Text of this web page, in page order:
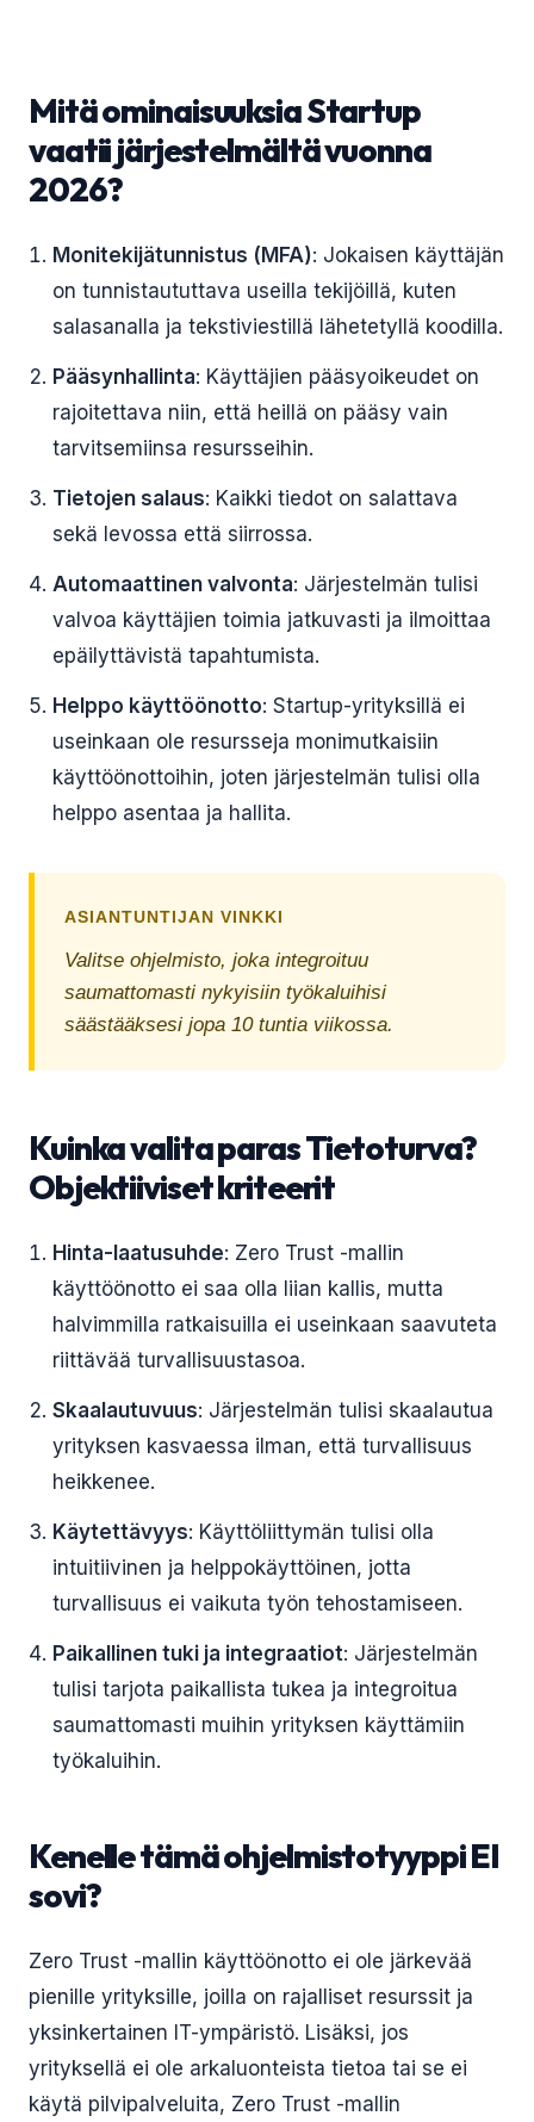
Mitä ominaisuuksia Startup
vaatii järjestelmältä vuonna
2026?
Monitekijätunnistus (MFA): Jokaisen käyttäjän
on tunnistaututtava useilla tekijöillä, kuten
salasanalla ja tekstiviestillä lähetetyllä koodilla.
Pääsynhallinta: Käyttäjien pääsyoikeudet on
rajoitettava niin, että heillä on pääsy vain
tarvitsemiinsa resursseihin.
Tietojen salaus: Kaikki tiedot on salattava
sekä levossa että siirrossa.
Automaattinen valvonta: Järjestelmän tulisi
valvoa käyttäjien toimia jatkuvasti ja ilmoittaa
epäilyttävistä tapahtumista.
Helppo käyttöönotto: Startup-yrityksillä ei
useinkaan ole resursseja monimutkaisiin
käyttöönottoihin, joten järjestelmän tulisi olla
helppo asentaa ja hallita.
ASIANTUNTIJAN VINKKI
Valitse ohjelmisto, joka integroituu
saumattomasti nykyisiin työkaluihisi
säästääksesi jopa 10 tuntia viikossa.
Kuinka valita paras Tietoturva?
Objektiiviset kriteerit
Hinta-laatusuhde: Zero Trust -mallin
käyttöönotto ei saa olla liian kallis, mutta
halvimmilla ratkaisuilla ei useinkaan saavuteta
riittävää turvallisuustasoa.
Skaalautuvuus: Järjestelmän tulisi skaalautua
yrityksen kasvaessa ilman, että turvallisuus
heikkenee.
Käytettävyys: Käyttöliittymän tulisi olla
intuitiivinen ja helppokäyttöinen, jotta
turvallisuus ei vaikuta työn tehostamiseen.
Paikallinen tuki ja integraatiot: Järjestelmän
tulisi tarjota paikallista tukea ja integroitua
saumattomasti muihin yrityksen käyttämiin
työkaluihin.
Kenelle tämä ohjelmistotyyppi EI
sovi?
Zero Trust -mallin käyttöönotto ei ole järkevää
pienille yrityksille, joilla on rajalliset resurssit ja
yksinkertainen IT-ympäristö. Lisäksi, jos
yrityksellä ei ole arkaluonteista tietoa tai se ei
käytä pilvipalveluita, Zero Trust -mallin